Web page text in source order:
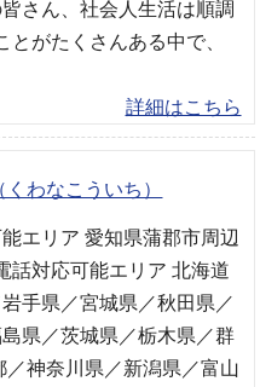
さん、社会人生活は順調
がたくさんある中で、
詳細はこちら
わなこういち）
エリア 愛知県蒲郡市周辺
話対応可能エリア 北海道
手県／宮城県／秋田県／
県／茨城県／栃木県／群
神奈川県／新潟県／富山